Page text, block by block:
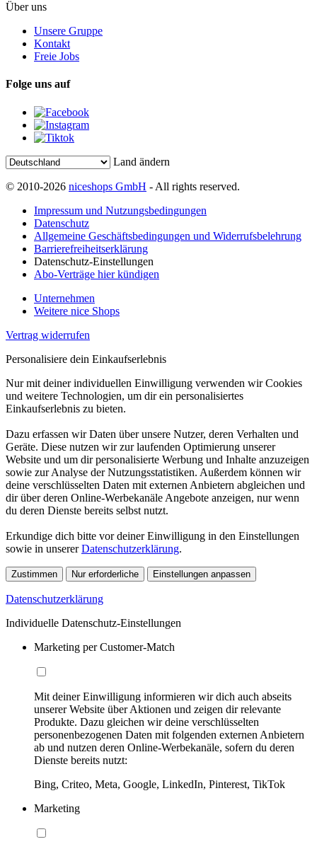
Über uns
Unsere Gruppe
Kontakt
Freie Jobs
Folge uns auf
Land ändern
© 2010-2026 niceshops GmbH - All rights reserved.
Impressum und Nutzungsbedingungen
Datenschutz
Allgemeine Geschäftsbedingungen und Widerrufsbelehrung
Barrierefreiheitserklärung
Datenschutz-Einstellungen
Abo-Verträge hier kündigen
Unternehmen
Weitere nice Shops
Vertrag widerrufen
Personalisiere dein Einkaufserlebnis
Nur mit deiner individuellen Einwilligung verwenden wir Cookies
und weitere Technologien, um dir ein personalisiertes
Einkaufserlebnis zu bieten.
Dazu erfassen wir Daten über unsere Nutzer, deren Verhalten und
Geräte. Diese nutzen wir zur laufenden Optimierung unserer
Website und um dir personalisierte Werbung und Inhalte anzuzeigen
sowie zur Analyse der Nutzungsstatistiken. Außerdem können wir
deine verschlüsselten Daten mit externen Anbietern abgleichen und
dir über deren Online-Werbekanäle Angebote anzeigen, nur wenn
du deren Dienste bereits selbst nutzt.
Erkundige dich bitte vor deiner Einwilligung in den Einstellungen
sowie in unsererDatenschutzerklärung.
Zustimmen Nur erforderliche Einstellungen anpassen
Datenschutzerklärung
Individuelle Datenschutz-Einstellungen
Marketing per Customer-Match
Mit deiner Einwilligung informieren wir dich auch abseits
unserer Website über Aktionen und zeigen dir relevante
Produkte. Dazu gleichen wir deine verschlüsselten
personenbezogenen Daten mit folgenden externen Anbietern
ab und nutzen deren Online-Werbekanäle, sofern du deren
Dienste bereits nutzt:
Bing, Criteo, Meta, Google, LinkedIn, Pinterest, TikTok
Marketing